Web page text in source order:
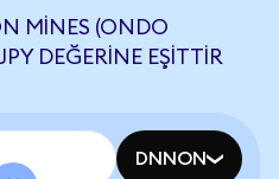
MINES (ONDO
DEĞERINE EŞITTIR
DNNON